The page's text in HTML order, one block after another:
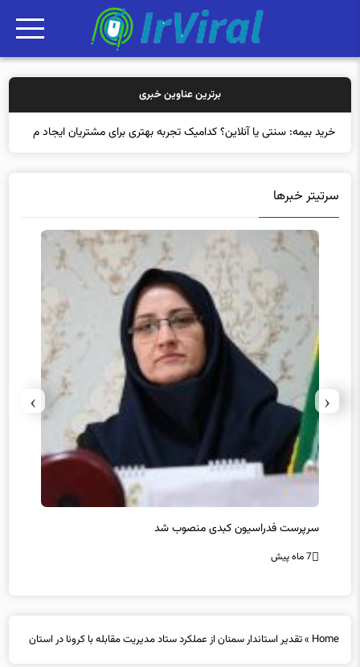
برترین عناوین خبری
خرید بیمه: سنتی یا آنلاین؟ کدامیک تجربه بهتری برای مشتریان ایجاد
سرتیتر خبرها
سرپرست فدراسیون کبدی منصوب شد